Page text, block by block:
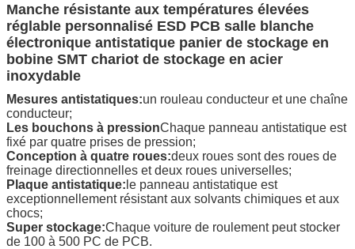
Manche résistante aux températures élevées
réglable personnalisé ESD PCB salle blanche
électronique antistatique panier de stockage en
bobine SMT chariot de stockage en acier
inoxydable
Mesures antistatiques:un rouleau conducteur et une chaîne
conducteur;
Les bouchons à pressionChaque panneau antistatique est
fixé par quatre prises de pression;
Conception à quatre roues:deux roues sont des roues de
freinage directionnelles et deux roues universelles;
Plaque antistatique: le panneau antistatique est
exceptionnellement résistant aux solvants chimiques et aux
chocs;
Super stockage:Chaque voiture de roulement peut stocker
de 100 à 500 PC de PCB.